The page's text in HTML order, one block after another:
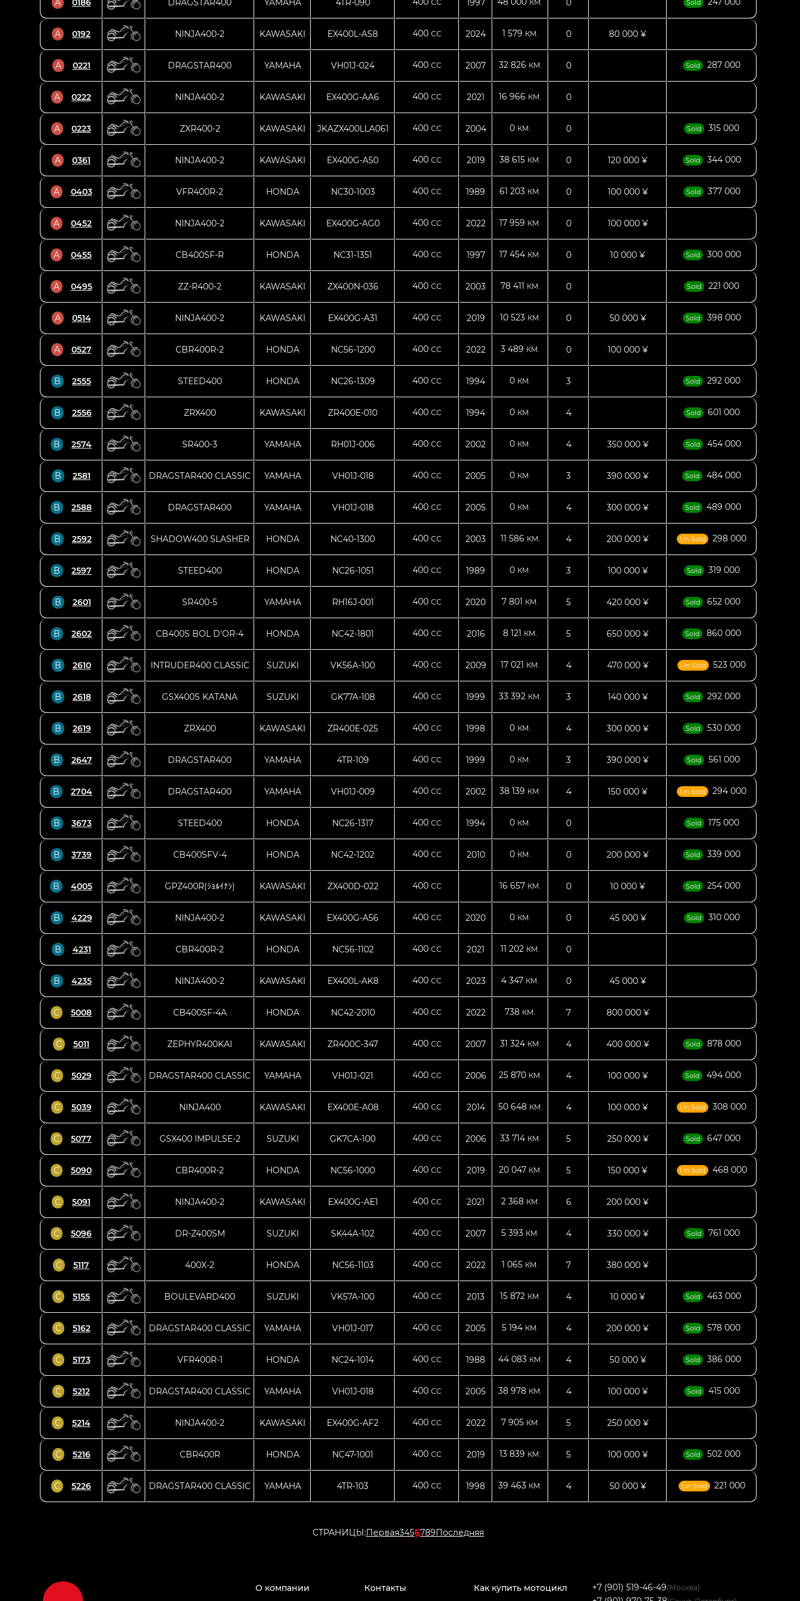
A 0186 DRAGSTAR400 YAMAHA 4TR-090 CC 1997 КМ. 0 Sold
A 0192 NINJA400-2 KAWASAKI EX400L-AS8 400 CC 2024 1 579 КМ. 0 80 000 ¥
A 0221 DRAGSTAR400 YAMAHA VH01J-024 400 CC 2007 32 826 КМ. 0 Sold 287 000
A 0222 NINJA400-2 KAWASAKI EX400G-AA6 400 CC 2021 16 966 КМ. 0
A 0223 ZXR400-2 KAWASAKI JKAZX400LLA061 400 CC 2004 0 КМ. 0 Sold 315 000
A 0361 NINJA400-2 KAWASAKI EX400G-A50 400 CC 2019 38 615 КМ. 0 120 000 ¥ Sold 344 000
A 0403 VFR400R-2 HONDA NC30-1003 400 CC 1989 61 203 КМ. 0 100 000 ¥ Sold 377 000
A 0452 NINJA400-2 KAWASAKI EX400G-AG0 400 CC 2022 17 959 КМ. 0 100 000 ¥
A 0455 CB400SF-R HONDA NC31-1351 400 CC 1997 17 454 КМ. 0 10 000 ¥ Sold 300 000
A 0495 ZZ-R400-2 KAWASAKI ZX400N-036 400 CC 2003 78 411 КМ. 0 Sold 221 000
A 0514 NINJA400-2 KAWASAKI EX400G-A31 400 CC 2019 10 523 КМ. 0 50 000 ¥ Sold 398 000
A 0527 CBR400R-2 HONDA NC56-1200 400 CC 2022 3 489 КМ. 0 100 000 ¥
B 2555 STEED400 HONDA NC26-1309 400 CC 1994 0 КМ. 3 Sold 292 000
B 2556 ZRX400 KAWASAKI ZR400E-010 400 CC 1994 0 КМ. 4 Sold 601 000
B 2574 SR400-3 YAMAHA RH01J-006 400 CC 2002 0 КМ. 4 350 000 ¥ Sold 454 000
B 2581 DRAGSTAR400 CLASSIC YAMAHA VH01J-018 400 CC 2005 0 КМ. 3 390 000 ¥ Sold 484 000
B 2588 DRAGSTAR400 YAMAHA VH01J-018 400 CC 2005 0 КМ. 4 300 000 ¥ Sold 489 000
B 2592 SHADOW400 SLASHER HONDA NC40-1300 400 CC 2003 11 586 КМ. 4 200 000 ¥ Un Sold 298 000
B 2597 STEED400 HONDA NC26-1051 400 CC 1989 0 КМ. 3 100 000 ¥ Sold 319 000
B 2601 SR400-5 YAMAHA RH16J-001 400 CC 2020 7 801 КМ. 5 420 000 ¥ Sold 652 000
B 2602 CB400S BOL D'OR-4 HONDA NC42-1801 400 CC 2016 8 121 КМ. 5 650 000 ¥ Sold 860 000
B 2610 INTRUDER400 CLASSIC SUZUKI VK56A-100 400 CC 2009 17 021 КМ. 4 470 000 ¥ Un Sold 523 000
B 2618 GSX400S KATANA SUZUKI GK77A-108 400 CC 1999 33 392 КМ. 3 140 000 ¥ Sold 292 000
B 2619 ZRX400 KAWASAKI ZR400E-025 400 CC 1998 0 КМ. 4 300 000 ¥ Sold 530 000
B 2647 DRAGSTAR400 YAMAHA 4TR-109 400 CC 1999 0 КМ. 3 390 000 ¥ Sold 561 000
B 2704 DRAGSTAR400 YAMAHA VH01J-009 400 CC 2002 38 139 КМ. 4 150 000 ¥ Un Sold 294 000
B 3673 STEED400 HONDA NC26-1317 400 CC 1994 0 КМ. 0 Sold 175 000
B 3739 CB400SFV-4 HONDA NC42-1202 400 CC 2010 0 КМ. 0 200 000 ¥ Sold 339 000
B 4005 GPZ400R(ｼｮﾙｲﾅｼ) KAWASAKI ZX400D-022 400 CC 16 657 КМ. 0 10 000 ¥ Sold 254 000
B 4229 NINJA400-2 KAWASAKI EX400G-A56 400 CC 2020 0 КМ. 0 45 000 ¥ Sold 310 000
B 4231 CBR400R-2 HONDA NC56-1102 400 CC 2021 11 202 КМ. 0
B 4235 NINJA400-2 KAWASAKI EX400L-AK8 400 CC 2023 4 347 КМ. 0 45 000 ¥
C 5008 CB400SF-4A HONDA NC42-2010 400 CC 2022 738 КМ. 7 800 000 ¥
C 5011 ZEPHYR400KAI KAWASAKI ZR400C-347 400 CC 2007 31 324 КМ. 4 400 000 ¥ Sold 878 000
C 5029 DRAGSTAR400 CLASSIC YAMAHA VH01J-021 400 CC 2006 25 870 КМ. 4 100 000 ¥ Sold 494 000
C 5039 NINJA400 KAWASAKI EX400E-A08 400 CC 2014 50 648 КМ. 4 100 000 ¥ Un Sold 308 000
C 5077 GSX400 IMPULSE-2 SUZUKI GK7CA-100 400 CC 2006 33 714 КМ. 5 250 000 ¥ Sold 647 000
C 5090 CBR400R-2 HONDA NC56-1000 400 CC 2019 20 047 КМ. 5 150 000 ¥ Un Sold 468 000
C 5091 NINJA400-2 KAWASAKI EX400G-AE1 400 CC 2021 2 368 КМ. 6 200 000 ¥
C 5096 DR-Z400SM SUZUKI SK44A-102 400 CC 2007 5 393 КМ. 4 330 000 ¥ Sold 761 000
C 5117 400X-2 HONDA NC56-1103 400 CC 2022 1 065 КМ. 7 380 000 ¥
C 5155 BOULEVARD400 SUZUKI VK57A-100 400 CC 2013 15 872 КМ. 4 10 000 ¥ Sold 463 000
C 5162 DRAGSTAR400 CLASSIC YAMAHA VH01J-017 400 CC 2005 5 194 КМ. 4 200 000 ¥ Sold 578 000
C 5173 VFR400R-1 HONDA NC24-1014 400 CC 1988 44 083 КМ. 4 50 000 ¥ Sold 386 000
C 5212 DRAGSTAR400 CLASSIC YAMAHA VH01J-018 400 CC 2005 38 978 КМ. 4 100 000 ¥ Sold 415 000
C 5214 NINJA400-2 KAWASAKI EX400G-AF2 400 CC 2022 7 905 КМ. 5 250 000 ¥
C 5216 CBR400R HONDA NC47-1001 400 CC 2019 13 839 КМ. 5 100 000 ¥ Sold 502 000
C 5226 DRAGSTAR400 CLASSIC YAMAHA 4TR-103 400 CC 1998 39 463 КМ. 4 50 000 ¥ Un Sold 221 000
СТРАНИЦЫ:Первая3456789Последняя
О компании Контакты Как купить мотоцикл +7 (901) 519-46-49(Москва)